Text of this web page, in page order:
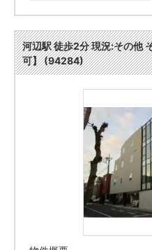
河辺駅 徒歩2分 現況:その他
可】 (94284)